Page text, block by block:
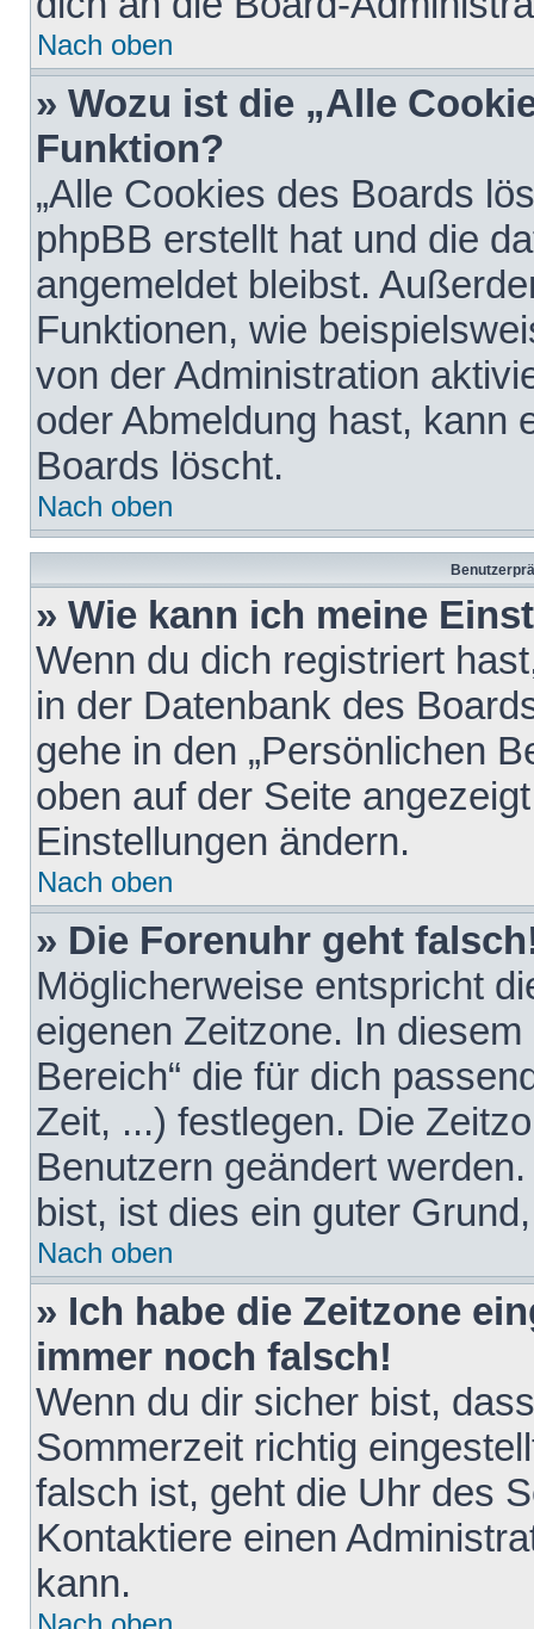
Nach oben
» Wozu ist die „Alle
Funktion?
„Alle Cookies des Boards
phpBB erstellt hat und die
angemeldet bleibst.
Funktionen, wie
von der Administration
oder Abmeldung hast, kann
Boards löscht.
Nach oben
» Wie kann ich meine
Wenn du dich registriert
in der Datenbank des
gehe in den „Persönlichen
oben auf der Seite
Einstellungen ändern.
Nach oben
» Die Forenuhr geht
Möglicherweise entspricht
eigenen Zeitzone. In
Bereich“ die für dich
Zeit, ...) festlegen. Die
Benutzern geändert
bist, ist dies ein guter
Nach oben
» Ich habe die Zeitzone
immer noch falsch!
Wenn du dir sicher bist,
Sommerzeit richtig
falsch ist, geht die Uhr des
Kontaktiere einen
kann.